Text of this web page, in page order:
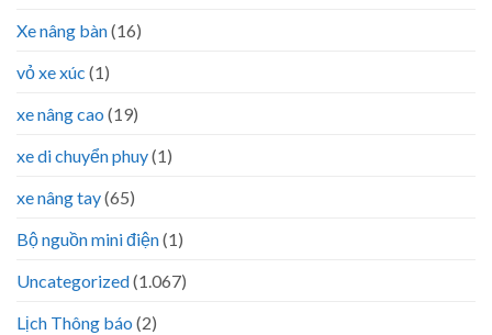
Xe nâng bàn(16)
vỏ xe xúc (1)
xe nâng cao (19)
xe di chuyển phuy(1)
xe nâng tay(65)
Bộ nguồn mini điện(1)
Uncategorized(1.067)
Lịch Thông báo (2)